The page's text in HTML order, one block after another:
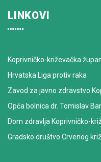
LINKOVI
Koprivničko-križevačka
Hrvatska Liga protiv raka
Zavod za javno zdravstvo
Opća bolnica dr. Tomislav
Dom zdravlja Koprivničko-
Gradsko društvo Crvenog